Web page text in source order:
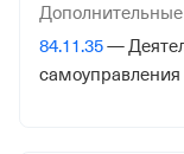
1020201700738
от 29 октября
84.11.35—
самоуправления